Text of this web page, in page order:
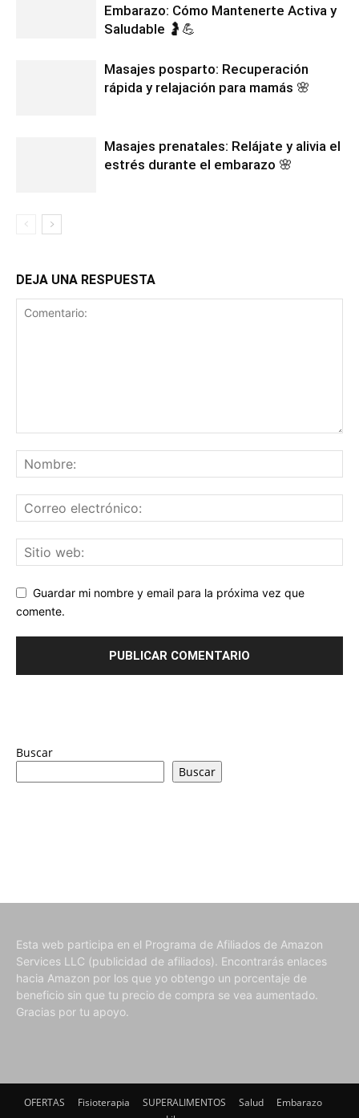
Embarazo: Cómo Mantenerte Activa y
Saludable 🤰💪
Masajes posparto: Recuperación
rápida y relajación para mamás 🌸
Masajes prenatales: Relájate y alivia el
estrés durante el embarazo 🌸
DEJA UNA RESPUESTA
Guardar mi nombre y email para la próxima vez que
comente.
Buscar
Buscar
Esta web participa en el Programa de Afiliados de Amazon
Services LLC (publicidad de afiliados). Encontrarás enlaces
hacia Amazon por los que yo obtengo un porcentaje de
beneficio sin que tu precio de compra se vea aumentado.
Gracias por tu apoyo.
OFERTAS Fisioterapia SUPERALIMENTOS Salud
Embarazo